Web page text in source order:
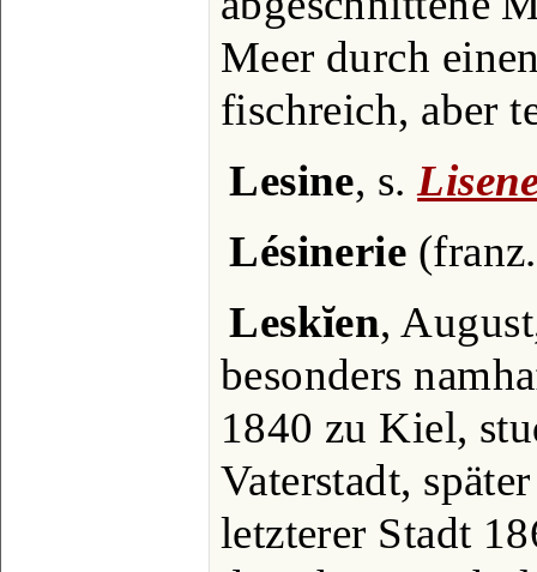
Meer durch
fischreich, aber
Lesine, s.
Lésinerie
Leskĭen,
besonders
1840 zu Kiel,
Vaterstadt,
letzterer Stadt